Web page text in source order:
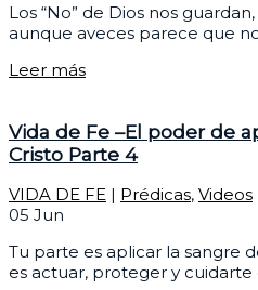
Los “No” de Dios nos
aunque aveces parece que
Leer más
Vida de Fe –El poder de
Cristo Parte 4
VIDA DE FE | Prédicas, Videos
05 Jun
Tu parte es aplicar la sangre
es actuar, proteger y